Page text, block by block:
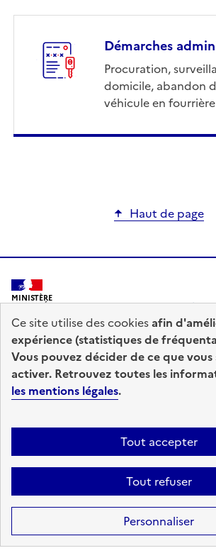
Démarches
Procuration,
domicile, abandon
véhicule en
Haut de page
MINISTÈRE
DE L'INTÉRIEUR
legifrance.gouv.fr
data.gouv.fr
Accessibilité : totalement conforme Mentions
Ce site utilise des cookiesafin
expérience (statistiques de
Vous pouvez décider de ce que
activer. Retrouvez toutes les
les mentions légales.
Tout accepter
Tout refuser
Personnaliser